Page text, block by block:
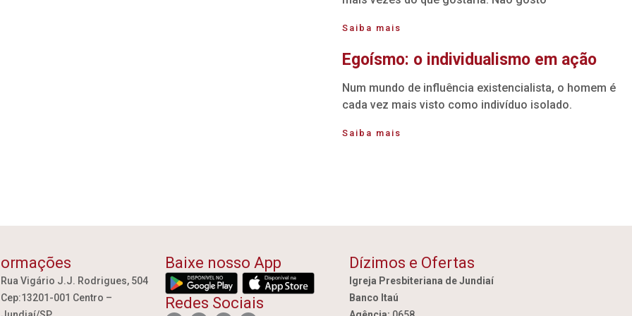
Saiba mais
Egoísmo: o individualismo em ação
Num mundo de influência existencialista, o homem é
cada vez mais visto como indivíduo isolado.
Saiba mais
Rua Vigário J.J. Rodrigues, 504
Cep:13201-001 Centro –
Baixe nosso App
Redes Sociais
Dízimos e Ofertas
Igreja Presbiteriana de Jundiaí
Banco Itaú